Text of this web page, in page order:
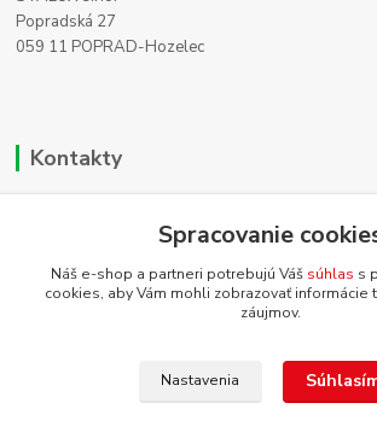
Popradská 27
059 11 POPRAD-Hozelec
Kontakty
+421 911 990 200
info@homehifi.sk
Spracovanie
Náš e-shop a partneri potrebujú Váš súhlas s
cookies, aby Vám mohli zobrazovať informácie
záujmov.
Nastavenia